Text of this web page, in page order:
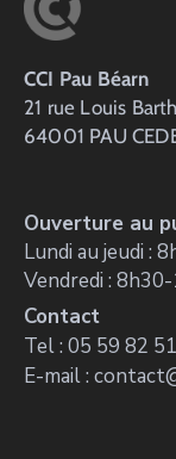
CCI Pau Béarn
21 rue Louis
64001 PAU
Ouverture au
Lundi au jeudi :
Vendredi :
Contact
Tel : 05 59 82
E-mail :